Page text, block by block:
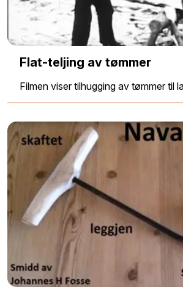
Flat-teljing av tømmer
Filmen viser tilhugging av tømmer til